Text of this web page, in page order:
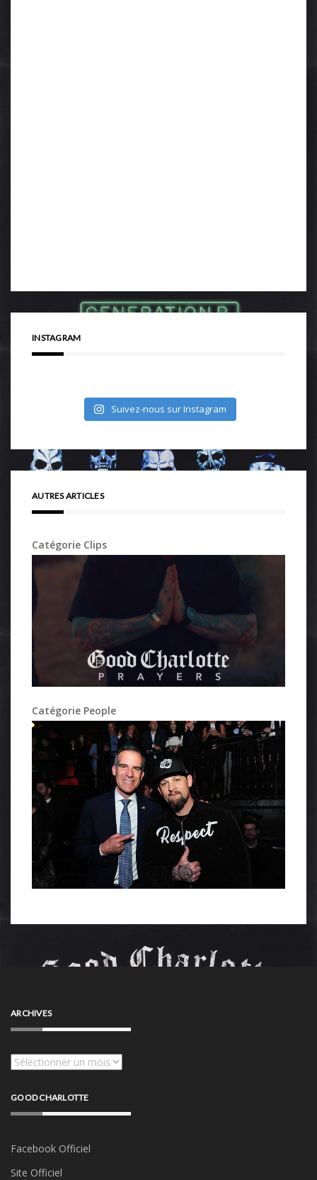
INSTAGRAM
Suivez-nous sur Instagram
AUTRES ARTICLES
Catégorie Clips
Catégorie People
ARCHIVES
Archives
GOOD CHARLOTTE
Facebook Officiel
Site Officiel